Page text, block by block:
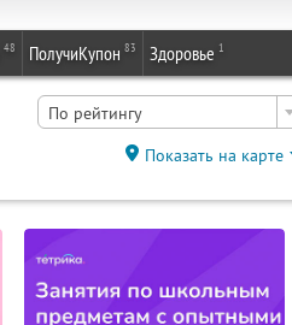
48 ПолучиКупон 83 Здоровье 1
По рейтингу
Показать на карте